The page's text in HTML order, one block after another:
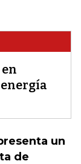
un
de